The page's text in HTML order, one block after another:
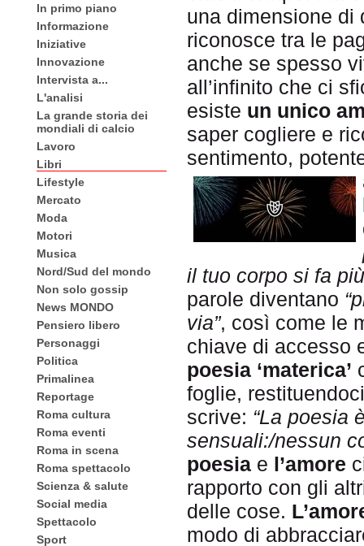
In primo piano
Informazione
Iniziative
Innovazione
Intervista a...
L'analisi
La grande storia dei
mondiali di calcio
Lavoro
Libri
Lifestyle
Mercato
Moda
Motori
Musica
Nord/Sud del mondo
Non solo gossip
News MONDO
Pensiero libero
Personaggi
Politica
Primalinea
Reportage
Roma cultura
Roma eventi
Roma in scena
Roma spettacolo
Scienza & salute
Social media
Spettacolo
Sport
una dimensione di
riconosce tra le
anche se spesso
all’infinito che ci
esiste un unico
saper cogliere e
sentimento,
il tuo corpo si fa
parole diventano
via”, così come le
chiave di accesso
poesia ‘materica’
foglie,
scrive: “La poesia
sensuali:/nessun
poesia e l’amore
rapporto con gli
delle cose.
modo di